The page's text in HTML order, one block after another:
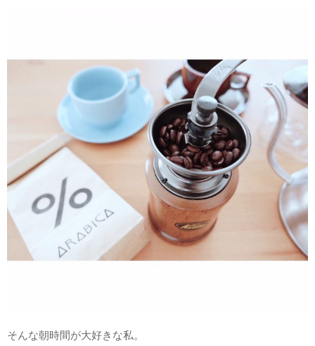
そんな朝時間が大好きな私。